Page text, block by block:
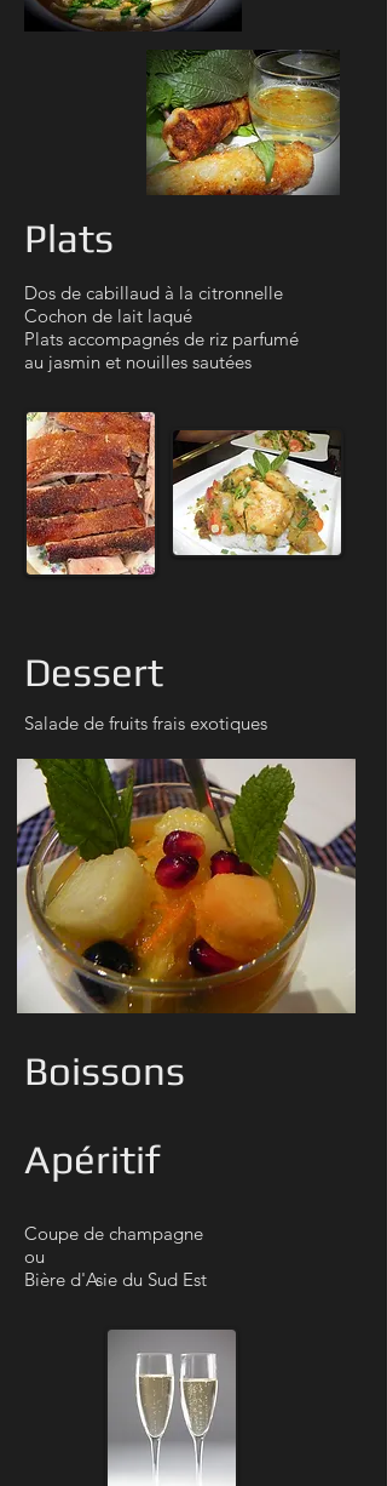
Plats
Dos de cabillaud à la citronnelle
Cochon de lait laqué
Plats accompagnés de riz parfumé
au jasmin et nouilles sautées
Dessert
Salade de fruits frais exotiques
Boissons
Apéritif
Coupe de champagne
ou
Bière d'Asie du Sud Est